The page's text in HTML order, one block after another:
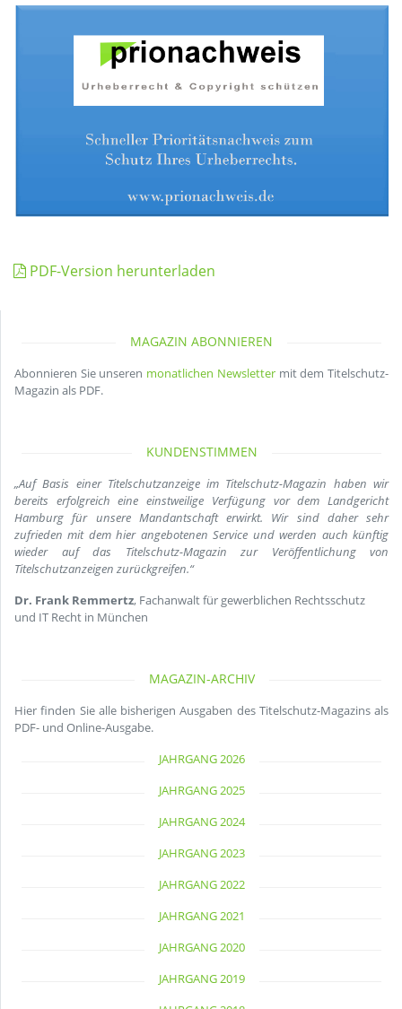
PDF-Version herunterladen
MAGAZIN ABONNIEREN
Abonnieren Sie unseren monatlichen Newslettermit dem Titelschutz-
Magazin als PDF.
KUNDENSTIMMEN
„Auf Basis einer Titelschutzanzeige im Titelschutz-Magazin haben wir
bereits erfolgreich eine einstweilige Verfügung vor dem Landgericht
Hamburg für unsere Mandantschaft erwirkt. Wir sind daher sehr
zufrieden mit dem hier angebotenen Service und werden auch künftig
wieder auf das Titelschutz-Magazin zur Veröffentlichung von
Titelschutzanzeigen zurückgreifen.“
Dr. Frank Remmertz, Fachanwalt für gewerblichen Rechtsschutz
und IT Recht in München
MAGAZIN-ARCHIV
Hier finden Sie alle bisherigen Ausgaben des Titelschutz-Magazins als
PDF- und Online-Ausgabe.
JAHRGANG 2026
JAHRGANG 2025
JAHRGANG 2024
JAHRGANG 2023
JAHRGANG 2022
JAHRGANG 2021
JAHRGANG 2020
JAHRGANG 2019